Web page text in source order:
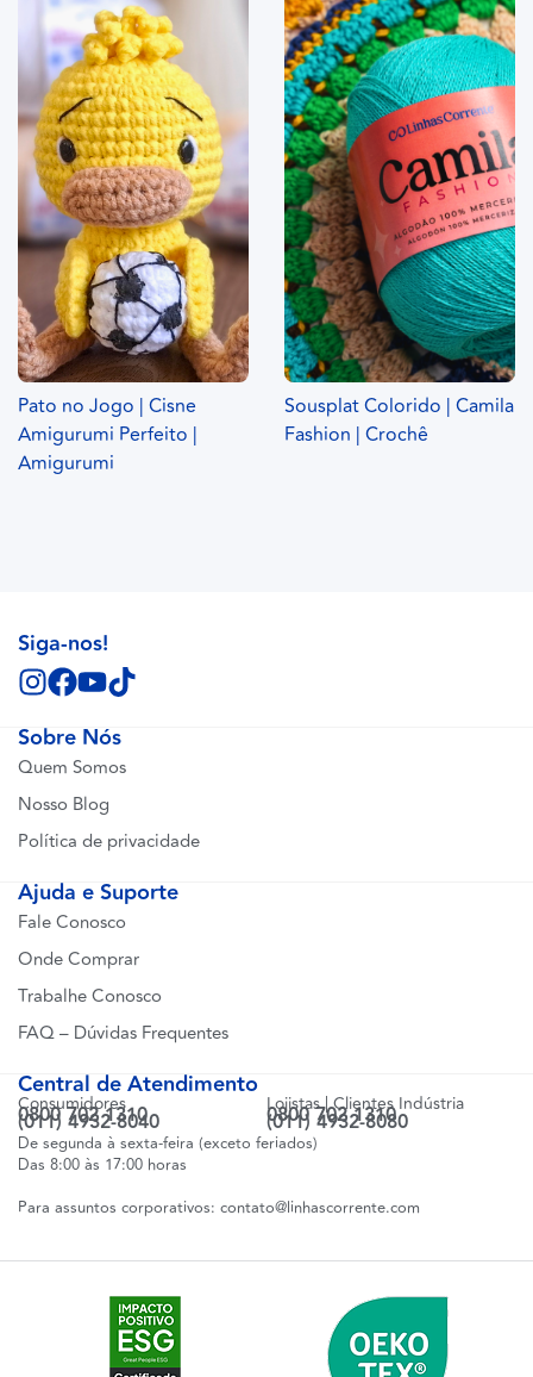
Pato no Jogo | Cisne
Amigurumi Perfeito |
Amigurumi
Sousplat Colorido | Camila
Fashion | Crochê
Sobre Nós
Quem Somos
Nosso Blog
Política de privacidade
Ajuda e Suporte
Fale Conosco
Onde Comprar
Trabalhe Conosco
FAQ – Dúvidas Frequentes
Central de Atendimento
Consumidores
0800 702 1310
(011) 4932-8040
Lojistas | Clientes Indústria
0800 702 1310
(011) 4932-8080
De segunda à sexta-feira (exceto feriados)
Das 8:00 às 17:00 horas
Para assuntos corporativos: contato@linhascorrente.com
Siga-nos!